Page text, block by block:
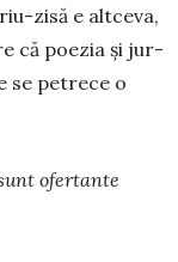
zisă e altceva,
că poezia și jur­
se petrece o
ofertante